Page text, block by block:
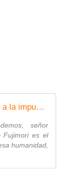
Condenamos el indulto a Fujimori: ¡No a la impunidad!
señor
Fujimori es el
humanidad,